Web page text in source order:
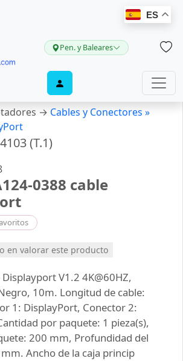
ES
Pen. y Baleares
→ Cables y Conectores »
(T.1)
0388 cable
en valorar este producto
Displayport V1.2 4K@60HZ,
10m. Longitud de cable:
1: DisplayPort, Conector 2:
por paquete: 1 pieza(s),
200 mm, Profundidad del
Ancho de la caja princip